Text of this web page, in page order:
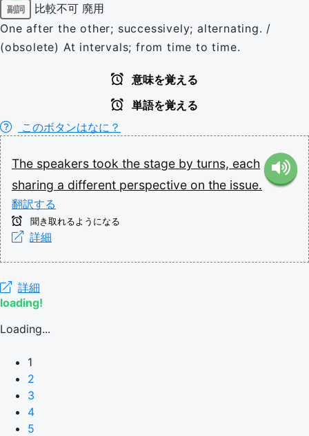
副詞 比較不可 廃用
One after the other; successively; alternating. /
(obsolete) At intervals; from time to time.
意味を覚える
単語を覚える
このボタンはなに？
The speakers took the stage by turns, each
sharing a different perspective on the issue.
翻訳する
聞き取れるようになる
詳細
詳細
loading!
Loading...
1
2
3
4
5